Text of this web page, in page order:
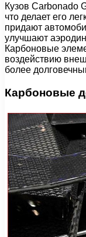
Кузов Carbonado
что делает его
придают
улучшают
Карбоновые
воздействию
более
Карбоновые